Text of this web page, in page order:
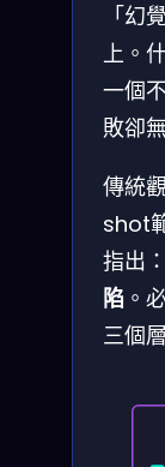
「
上。
一個
敗卻
傳統
shot
指出：
陷 。
三個